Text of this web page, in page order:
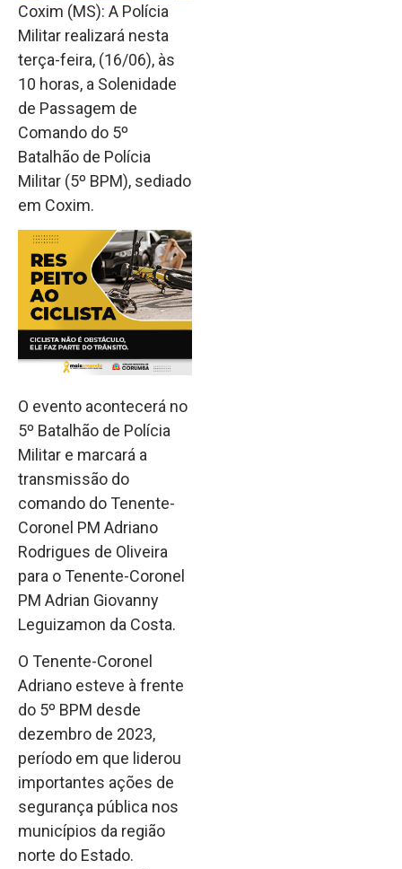
Coxim (MS): A Polícia
Militar realizará nesta
terça-feira, (16/06), às
10 horas, a Solenidade
de Passagem de
Comando do 5º
Batalhão de Polícia
Militar (5º BPM), sediado
em Coxim.
O evento acontecerá no
5º Batalhão de Polícia
Militar e marcará a
transmissão do
comando do Tenente-
Coronel PM Adriano
Rodrigues de Oliveira
para o Tenente-Coronel
PM Adrian Giovanny
Leguizamon da Costa.
O Tenente-Coronel
Adriano esteve à frente
do 5º BPM desde
dezembro de 2023,
período em que liderou
importantes ações de
segurança pública nos
municípios da região
norte do Estado.